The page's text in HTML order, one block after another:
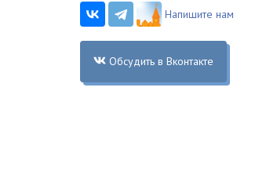
Напишите нам
Обсудить в Вконтакте